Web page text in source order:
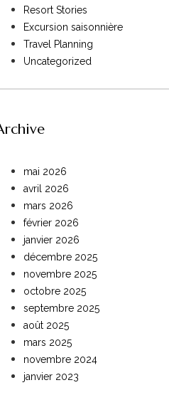
Resort Stories
Excursion saisonnière
Travel Planning
Uncategorized
mai 2026
avril 2026
mars 2026
février 2026
janvier 2026
décembre 2025
novembre 2025
octobre 2025
septembre 2025
août 2025
mars 2025
novembre 2024
janvier 2023